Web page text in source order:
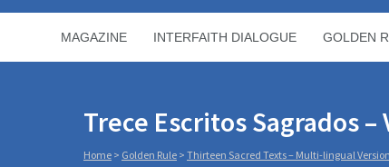
MAGAZINE INTERFAITH DIALOGUE GOLDEN
Trece Escritos Sagrados
Home > Golden Rule > Thirteen Sacred Texts – Multi-lingual